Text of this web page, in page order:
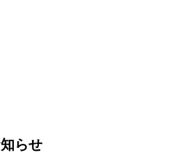
らせ